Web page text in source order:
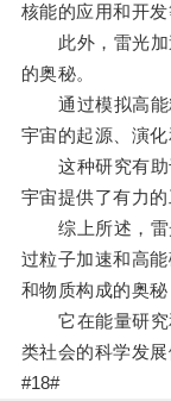
核能的应用和开发
此外，雷光加
的奥秘。
通过模拟高能
宇宙的起源、演化
这种研究有助
宇宙提供了有力的
综上所述，雷
过粒子加速和高
和物质构成的奥
它在能量研究
类社会的科学发展
#18#